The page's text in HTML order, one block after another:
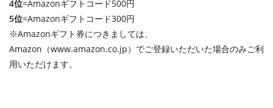
4位=Amazonギフトコード500円
5位=Amazonギフトコード300円
※Amazonギフト券につきましては、
Amazon（www.amazon.co.jp）でご登録いただいた場合のみご利
用いただけます。